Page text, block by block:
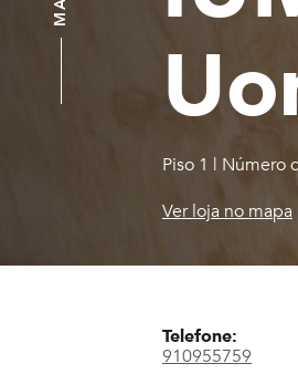
Piso 1 | Número
Ver loja no mapa
Telefone:
910955759